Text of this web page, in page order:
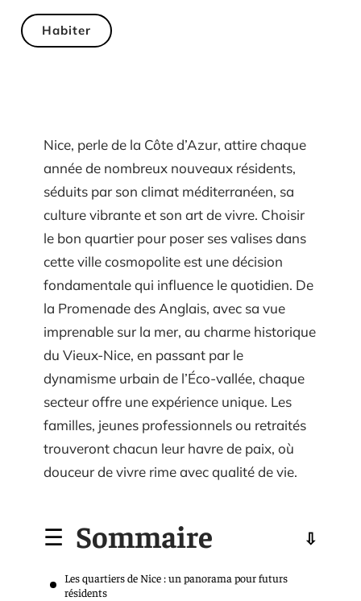
Habiter
Nice, perle de la Côte d’Azur, attire chaque
année de nombreux nouveaux résidents,
séduits par son climat méditerranéen, sa
culture vibrante et son art de vivre. Choisir
le bon quartier pour poser ses valises dans
cette ville cosmopolite est une décision
fondamentale qui influence le quotidien. De
la Promenade des Anglais, avec sa vue
imprenable sur la mer, au charme historique
du Vieux-Nice, en passant par le
dynamisme urbain de l’Éco-vallée, chaque
secteur offre une expérience unique. Les
familles, jeunes professionnels ou retraités
trouveront chacun leur havre de paix, où
douceur de vivre rime avec qualité de vie.
Sommaire
Les quartiers de Nice : un panorama pour futurs
résidents